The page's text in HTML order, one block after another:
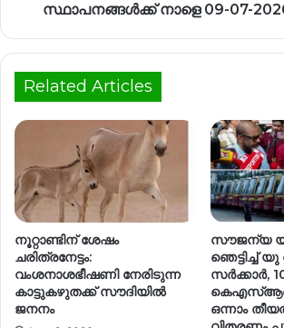
സ്ഥാപനങ്ങൾക്ക് നാളെ 09-07-
Related Articles
നൂറ്റാണ്ടിന് ശേഷം
ചരിത്രനേട്ടം:
വംശനാശഭീഷണി നേരിടുന്ന
കാട്ടുകഴുതക്ക് സൗദിയിൽ
ജനനം
സൗജന്യ
ഞെട്ടിച്ച്
സർക്കാർ,
ഒന്നാം